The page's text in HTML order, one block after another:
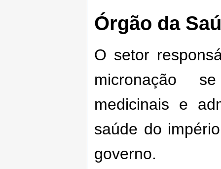
Órgão da
O setor
micronação
medicinais e
saúde do
governo.